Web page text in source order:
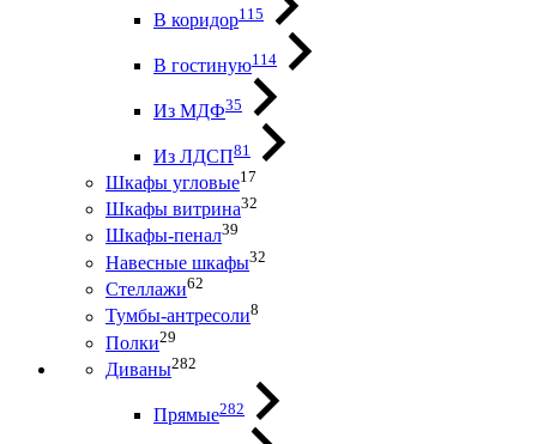
В коридор115
В гостиную114
Из МДФ35
Из ЛДСП81
Шкафы угловые17
Шкафы витрина32
Шкафы-пенал39
Навесные шкафы32
Стеллажи62
Тумбы-антресоли8
Полки29
Диваны282
Прямые282